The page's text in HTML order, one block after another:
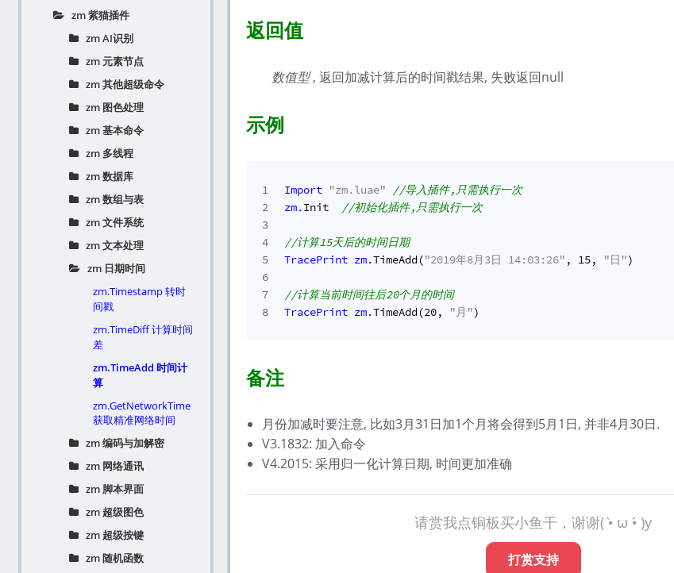
zm 紫猫插件
zm AI识别
zm 元素节点
zm 其他超级命令
zm 图色处理
zm 基本命令
zm 多线程
zm 数据库
zm 数组与表
zm 文件系统
zm 文本处理
zm 日期时间
zm.Timestamp 转时
间戳
zm.TimeDiff 计算时间
差
zm.TimeAdd 时间计
算
zm.GetNetworkTime
获取精准网络时间
zm 编码与加解密
zm 网络通讯
zm 脚本界面
zm 超级图色
zm 超级按键
zm 随机函数
返回值
数值型, 返回加减计算后的时间戳结果, 失败返回null
示例
1
2
3
4
5
6
7
8
Import "zm.luae"
//导入插件,只需执行一次
zm.Init //初始化插件,只需执行一次
//计算15天后的时间日期
TracePrint zm.TimeAdd("2019年8月3日 14:03:26" , 15, "日")
//计算当前时间往后20个月的时间
TracePrint zm.TimeAdd(20, "月")
备注
月份加减时要注意, 比如3月31日加1个月将会得到5月1日, 并非4月30日.
V3.1832: 加入命令
V4.2015: 采用归一化计算日期, 时间更加准确
请赏我点铜板买小鱼干，谢谢( •̀ ω •́ )y
打赏支持